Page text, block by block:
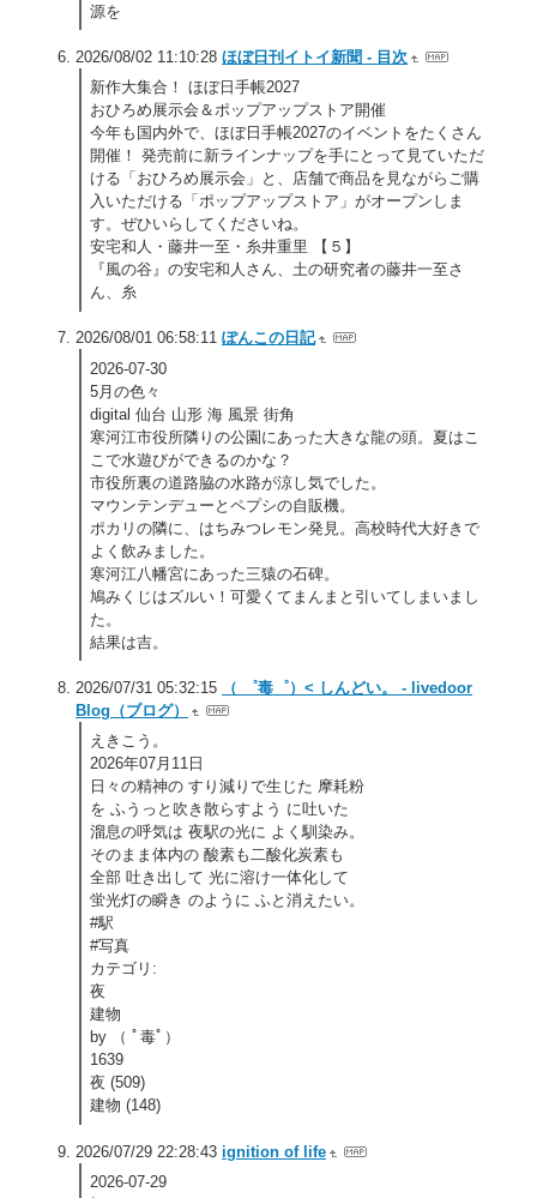
源を
2026/08/02 11:10:28 ほぼ日刊イトイ新聞 - 目次
新作大集合！ ほぼ日手帳2027
おひろめ展示会＆ポップアップストア開催
今年も国内外で、ほぼ日手帳2027のイベントをたくさん
開催！ 発売前に新ラインナップを手にとって見ていただ
ける「おひろめ展示会」と、店舗で商品を見ながらご購
入いただける「ポップアップストア」がオープンしま
す。ぜひいらしてくださいね。
安宅和人・藤井一至・糸井重里 【５】
『風の谷』の安宅和人さん、土の研究者の藤井一至さ
ん、糸
2026/08/01 06:58:11 ぽんこの日記
2026-07-30
5月の色々
digital 仙台 山形 海 風景 街角
寒河江市役所隣りの公園にあった大きな龍の頭。夏はこ
こで水遊びができるのかな？
市役所裏の道路脇の水路が涼し気でした。
マウンテンデューとペプシの自販機。
ポカリの隣に、はちみつレモン発見。高校時代大好きで
よく飲みました。
寒河江八幡宮にあった三猿の石碑。
鳩みくじはズルい！可愛くてまんまと引いてしまいまし
た。
結果は吉。
2026/07/31 05:32:15
（ ゜毒゜）< しんどい。 - livedoor
Blog（ブログ）
えきこう。
2026年07月11日
日々の精神の すり減りで生じた 摩耗粉
を ふうっと吹き散らすよう に吐いた
溜息の呼気は 夜駅の光に よく馴染み。
そのまま体内の 酸素も二酸化炭素も
全部 吐き出して 光に溶け一体化して
蛍光灯の瞬き のように ふと消えたい。
#駅
#写真
カテゴリ:
夜
建物
by （ ﾟ毒ﾟ）
1639
夜 (509)
建物 (148)
2026/07/29 22:28:43 ignition of life
2026-07-29